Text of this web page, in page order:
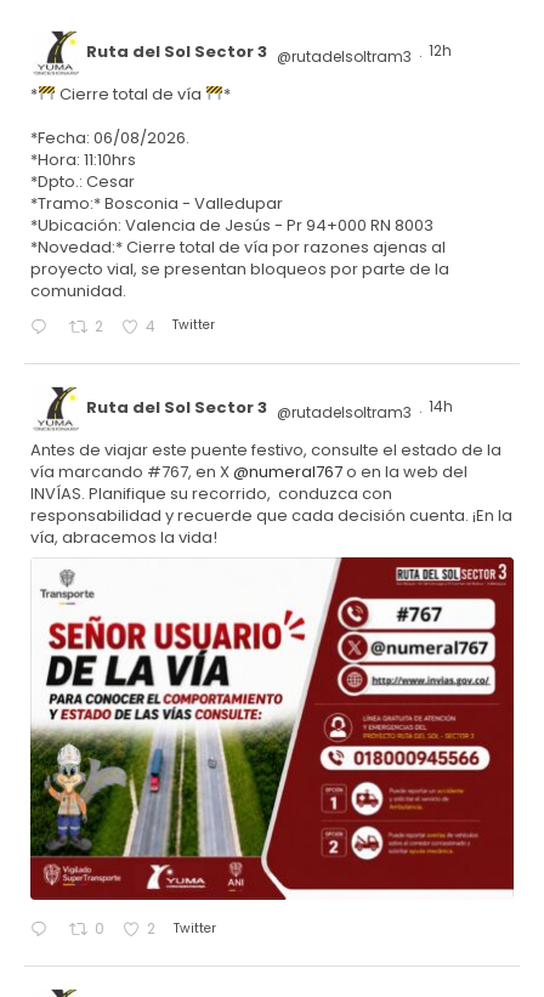
Ruta del Sol Sector 3 @rutadelsoltram3 · 12h
* Cierre total de vía
*
*Fecha: 06/08/2026.
*Hora: 11:10hrs
*Dpto.: Cesar
*Tramo:* Bosconia - Valledupar
*Ubicación: Valencia de Jesús - Pr 94+000 RN 8003
*Novedad:* Cierre total de vía por razones ajenas al
proyecto vial, se presentan bloqueos por parte de la
comunidad.
2 4 Twitter
Ruta del Sol Sector 3 @rutadelsoltram3 · 14h
Antes de viajar este puente festivo, consulte el estado de la
vía marcando #767, en X@numeral767o en la web del
INVÍAS. Planifique su recorrido, conduzca con
responsabilidad y recuerde que cada decisión cuenta. ¡En la
vía, abracemos la vida!
0 2 Twitter